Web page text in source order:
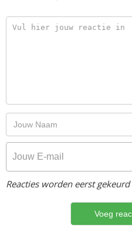
Reacties worden eerst